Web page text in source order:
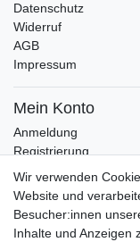
Datenschutz
Widerruf
AGB
Impressum
Mein Konto
Anmeldung
Registrierung
Wunschliste
Warenkorb
Bleiben Sie auf dem
Wir verwenden
Website und
Besucher:innen
Inhalte und Anzeigen